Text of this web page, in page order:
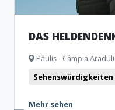
DAS
Păuliș - Câmpia
Mehr sehen